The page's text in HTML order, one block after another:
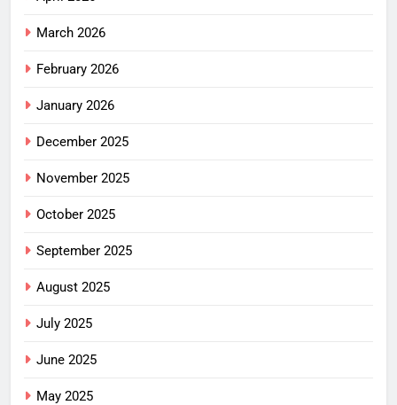
March 2026
February 2026
January 2026
December 2025
November 2025
October 2025
September 2025
August 2025
July 2025
June 2025
May 2025